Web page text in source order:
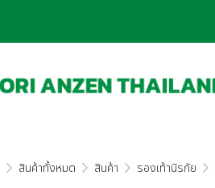
สินค้าทั้งหมด สินค้า รองเท้านิรภัย